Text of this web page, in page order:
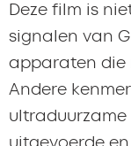
Deze film is
signalen van
apparaten die
Andere
ultraduurzame